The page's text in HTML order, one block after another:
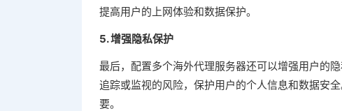
提高用户的上网体验和数据保护。
5. 增强隐私保护
最后，配置多个海外代理服务器还可以增强用户的
追踪或监视的风险，保护用户的个人信息和数据安
要。